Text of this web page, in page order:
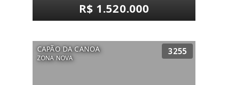
R$ 1.520.000
CAPÃO DA CANOA
ZONA NOVA
3255